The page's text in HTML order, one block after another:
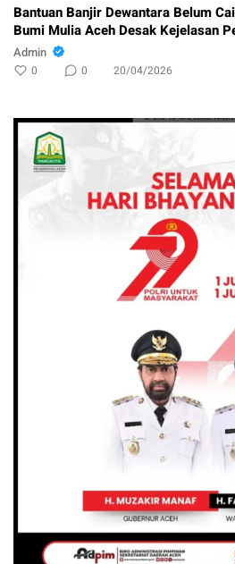
Bantuan Banjir Dewantara Belum
Bumi Mulia Aceh Desak Kejelasan
Admin
0 0 20/04/2026